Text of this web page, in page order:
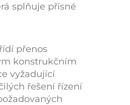
splňuje přísné
přenos
konstrukčním
vyžadující
řešení řízení